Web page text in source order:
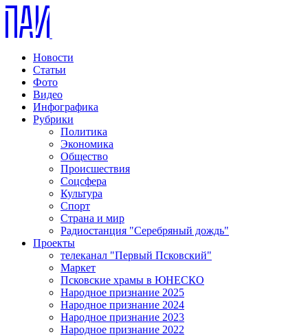
Новости
Статьи
Фото
Видео
Инфографика
Рубрики
Политика
Экономика
Общество
Происшествия
Соцсфера
Культура
Спорт
Страна и мир
Радиостанция "Серебряный дождь"
Проекты
телеканал "Первый Псковский"
Маркет
Псковские храмы в ЮНЕСКО
Народное признание 2025
Народное признание 2024
Народное признание 2023
Народное признание 2022